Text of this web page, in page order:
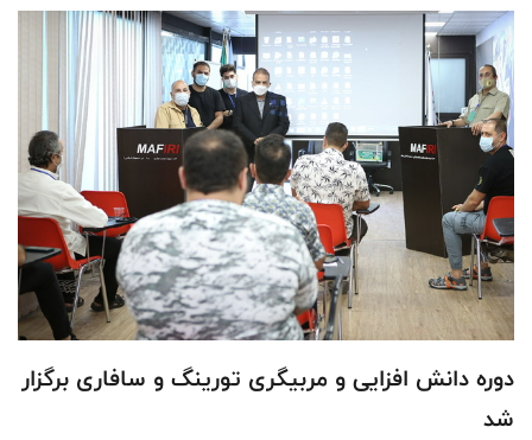
دوره دانش افزایی و مربیگری تورینگ و سافاری برگزار
شد